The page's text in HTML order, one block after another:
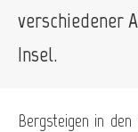
verschiedener
Insel.
Bergsteigen in